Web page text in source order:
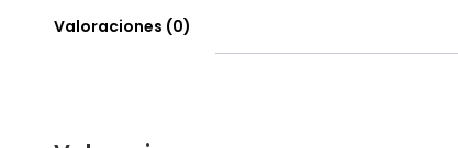
Valoraciones (0)